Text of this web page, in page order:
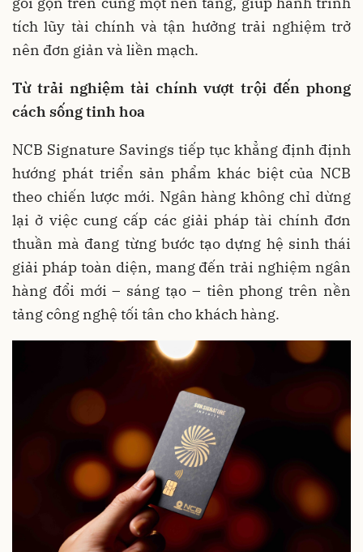
tích lũy tài chính và tận hưởng trải nghiệm trở
nên đơn giản và liền mạch.
Từ trải nghiệm tài chính vượt trội đến phong
cách sống tinh hoa
NCB Signature Savings tiếp tục khẳng định định
hướng phát triển sản phẩm khác biệt của NCB
theo chiến lược mới. Ngân hàng không chỉ dừng
lại ở việc cung cấp các giải pháp tài chính đơn
thuần mà đang từng bước tạo dựng hệ sinh thái
giải pháp toàn diện, mang đến trải nghiệm ngân
hàng đổi mới – sáng tạo – tiên phong trên nền
tảng công nghệ tối tân cho khách hàng.